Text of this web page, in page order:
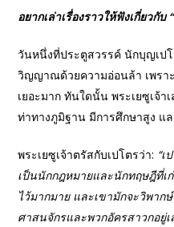
อยากเล่าเรื่องราวให้ฟังเกี่ยวกั
วันหนึ่งที่ประตูสวรรค์ นักบุญเป
วิญญาณด้วยความอ่อนล้า เพร
เยอะมาก ทันใดนั้น พระเยซูเจ้
ท่าทางภูมิฐาน มีการศึกษาสูง แ
พระเยซูเจ้าตรัสกับเปโตรว่า: “เ
เป็นนักกฎหมายและนักทฤษฎีที่เ
ไว้มากมาย และเขามักจะวิพา
ศาสนจักรและพวกอัครสาวกอยู่